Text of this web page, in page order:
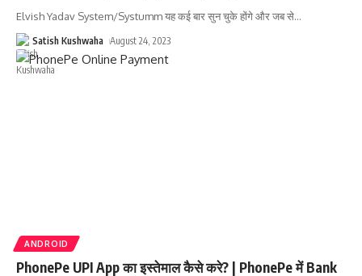
Elvish Yadav System/Systumm यह कई बार सुन चुके होंगे और जब से…
Satish Kushwaha August 24, 2023
ANDROID
PhonePe UPI App का इस्तेमाल कैसे करे? | PhonePe में Bank